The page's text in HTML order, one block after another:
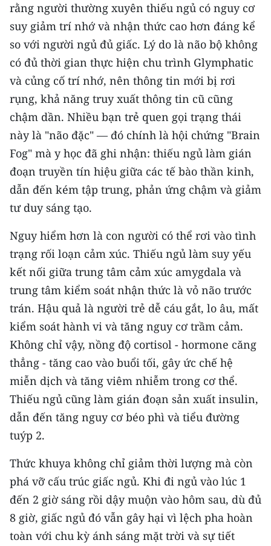
Duyên hải Nam Trung Bộ và Tây
Nguyên
Đông Nam Bộ
Đồng bằng sông Cửu Long
Chuyên trang Hà Nội
Chuyên trang TP. Hồ Chí Minh
CHUYÊN ĐỀ
CÁC CHUYÊN TRANG
VỀ BÁO NHÂN DÂN
THỜI NAY
NHÂN DÂN CUỐI TUẦN
NHÂN DÂN HẰNG THÁNG
MUA BÁO
ĐỌC BÁO IN
ENGLISH
FRANÇAIS
РУССКИЙ
ESPAÑOL
rằng người thường xuyên thiếu ngủ có nguy cơ
suy giảm trí nhớ và nhận thức cao hơn đáng kể
so với người ngủ đủ giấc. Lý do là não bộ không
có đủ thời gian thực hiện chu trình Glymphatic
và củng cố trí nhớ, nên thông tin mới bị rơi
rụng, khả năng truy xuất thông tin cũ cũng
chậm dần. Nhiều bạn trẻ quen gọi trạng thái
này là "não đặc" — đó chính là hội chứng "Brain
Fog" mà y học đã ghi nhận: thiếu ngủ làm gián
đoạn truyền tín hiệu giữa các tế bào thần kinh,
dẫn đến kém tập trung, phản ứng chậm và giảm
tư duy sáng tạo.
Nguy hiểm hơn là con người có thể rơi vào tình
trạng rối loạn cảm xúc. Thiếu ngủ làm suy yếu
kết nối giữa trung tâm cảm xúc amygdala và
trung tâm kiểm soát nhận thức là vỏ não trước
trán. Hậu quả là người trẻ dễ cáu gắt, lo âu, mất
kiểm soát hành vi và tăng nguy cơ trầm cảm.
Không chỉ vậy, nồng độ cortisol - hormone căng
thẳng - tăng cao vào buổi tối, gây ức chế hệ
miễn dịch và tăng viêm nhiễm trong cơ thể.
Thiếu ngủ cũng làm gián đoạn sản xuất insulin,
dẫn đến tăng nguy cơ béo phì và tiểu đường
tuýp 2.
Thức khuya không chỉ giảm thời lượng mà còn
phá vỡ cấu trúc giấc ngủ. Khi đi ngủ vào lúc 1
đến 2 giờ sáng rồi dậy muộn vào hôm sau, dù đủ
8 giờ, giấc ngủ đó vẫn gây hại vì lệch pha hoàn
toàn với chu kỳ ánh sáng mặt trời và sự tiết